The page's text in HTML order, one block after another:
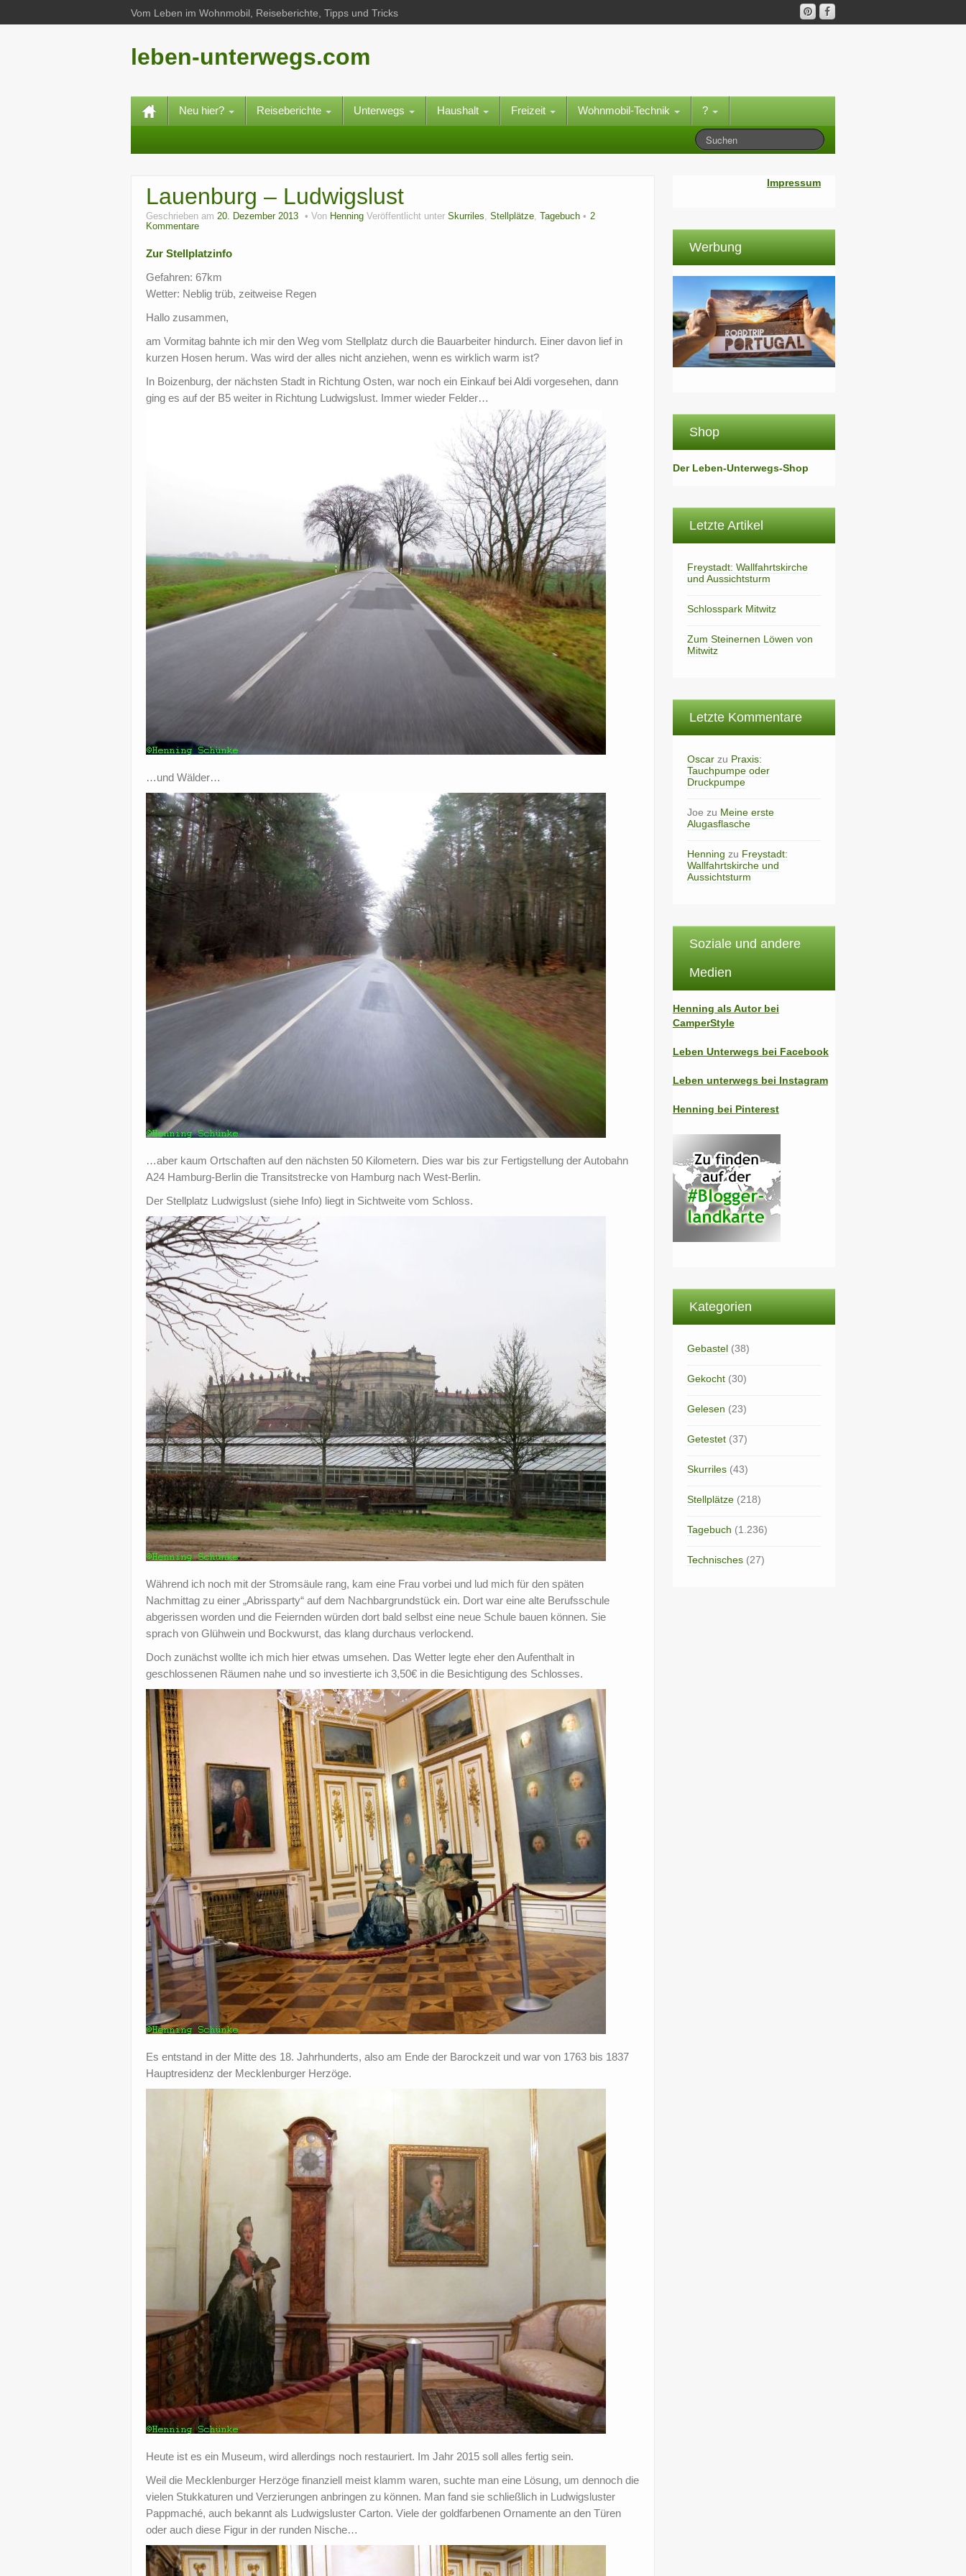
Vom Leben im Wohnmobil, Reiseberichte, Tipps und Tricks
leben-unterwegs.com
Neu hier? Reiseberichte Unterwegs Haushalt Freizeit Wohnmobil-Technik ?
Lauenburg – Ludwigslust
Geschrieben am 20. Dezember 2013 Von Henning Veröffentlicht unter Skurriles, Stellplätze, Tagebuch
2
Kommentare
Zur Stellplatzinfo
Gefahren: 67km
Wetter: Neblig trüb, zeitweise Regen
Hallo zusammen,
am Vormitag bahnte ich mir den Weg vom Stellplatz durch die Bauarbeiter hindurch. Einer davon lief in
kurzen Hosen herum. Was wird der alles nicht anziehen, wenn es wirklich warm ist?
In Boizenburg, der nächsten Stadt in Richtung Osten, war noch ein Einkauf bei Aldi vorgesehen, dann
ging es auf der B5 weiter in Richtung Ludwigslust. Immer wieder Felder…
…und Wälder…
…aber kaum Ortschaften auf den nächsten 50 Kilometern. Dies war bis zur Fertigstellung der Autobahn
A24 Hamburg-Berlin die Transitstrecke von Hamburg nach West-Berlin.
Der Stellplatz Ludwigslust (siehe Info) liegt in Sichtweite vom Schloss.
Während ich noch mit der Stromsäule rang, kam eine Frau vorbei und lud mich für den späten
Nachmittag zu einer „Abrissparty“ auf dem Nachbargrundstück ein. Dort war eine alte Berufsschule
abgerissen worden und die Feiernden würden dort bald selbst eine neue Schule bauen können. Sie
sprach von Glühwein und Bockwurst, das klang durchaus verlockend.
Doch zunächst wollte ich mich hier etwas umsehen. Das Wetter legte eher den Aufenthalt in
geschlossenen Räumen nahe und so investierte ich 3,50€ in die Besichtigung des Schlosses.
Es entstand in der Mitte des 18. Jahrhunderts, also am Ende der Barockzeit und war von 1763 bis 1837
Hauptresidenz der Mecklenburger Herzöge.
Heute ist es ein Museum, wird allerdings noch restauriert. Im Jahr 2015 soll alles fertig sein.
Weil die Mecklenburger Herzöge finanziell meist klamm waren, suchte man eine Lösung, um dennoch die
vielen Stukkaturen und Verzierungen anbringen zu können. Man fand sie schließlich in Ludwigsluster
Pappmaché, auch bekannt als Ludwigsluster Carton. Viele der goldfarbenen Ornamente an den Türen
oder auch diese Figur in der runden Nische…
Impressum
Werbung
Shop
Der Leben-Unterwegs-Shop
Letzte Artikel
Freystadt: Wallfahrtskirche
und Aussichtsturm
Schlosspark Mitwitz
Zum Steinernen Löwen von
Mitwitz
Letzte Kommentare
Oscarzu Praxis:
Tauchpumpe oder
Druckpumpe
Joe zu Meine erste
Alugasflasche
Henning zu Freystadt:
Wallfahrtskirche und
Aussichtsturm
Soziale und andere
Medien
Henning als Autor bei
CamperStyle
Leben Unterwegs bei Facebook
Leben unterwegs bei Instagram
Henning bei Pinterest
Kategorien
Gebastel(38)
Gekocht(30)
Gelesen (23)
Getestet(37)
Skurriles(43)
Stellplätze(218)
Tagebuch (1.236)
Technisches(27)